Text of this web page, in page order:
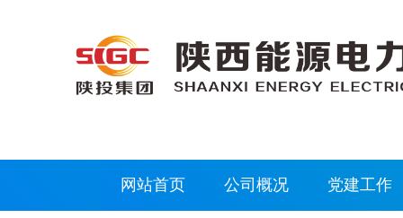
网站首页 公司概况 党建工作